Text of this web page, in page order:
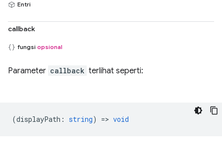
Entri
callback
fungsi opsional
Parameter callback terlihat seperti:
(displayPath : string) => void